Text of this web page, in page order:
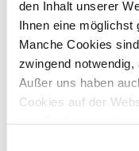
den Inhalt unserer
Ihnen eine möglichst
Manche Cookies
zwingend notwendig,
Außer uns haben
Cookies auf der